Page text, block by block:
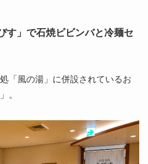
す」で石焼ビビンバと冷麺セ
「風の湯」に併設されているお
。